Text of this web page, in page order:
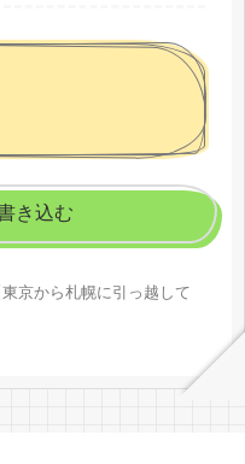
き込む
東京から札幌に引っ越して